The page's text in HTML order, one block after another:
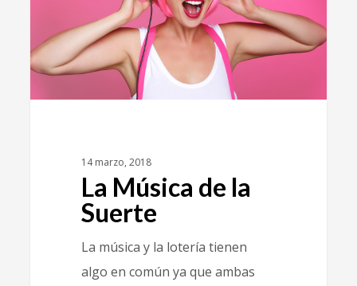
14 marzo, 2018
La Música de la
Suerte
La música y la lotería tienen
algo en común ya que ambas